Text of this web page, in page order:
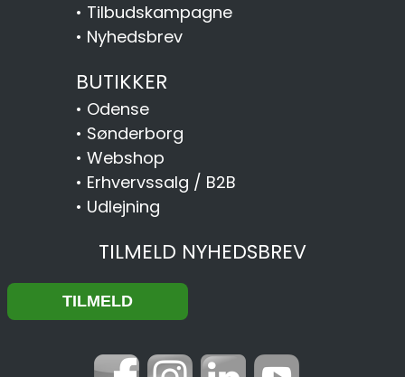
• Tilbudskampagne
• Nyhedsbrev
BUTIKKER
• Odense
• Sønderborg
• Webshop
• Erhvervssalg / B2B
• Udlejning
TILMELD NYHEDSBREV